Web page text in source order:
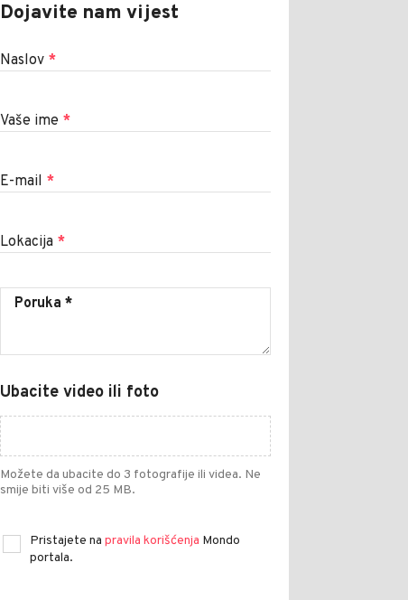
Dojavite nam vijest
Naslov *
Vaše ime *
E-mail *
Lokacija *
Ubacite video ili foto
Možete da ubacite do 3 fotografije ili videa. Ne
smije biti više od 25 MB.
Pristajete na pravila korišćenja Mondo
portala.